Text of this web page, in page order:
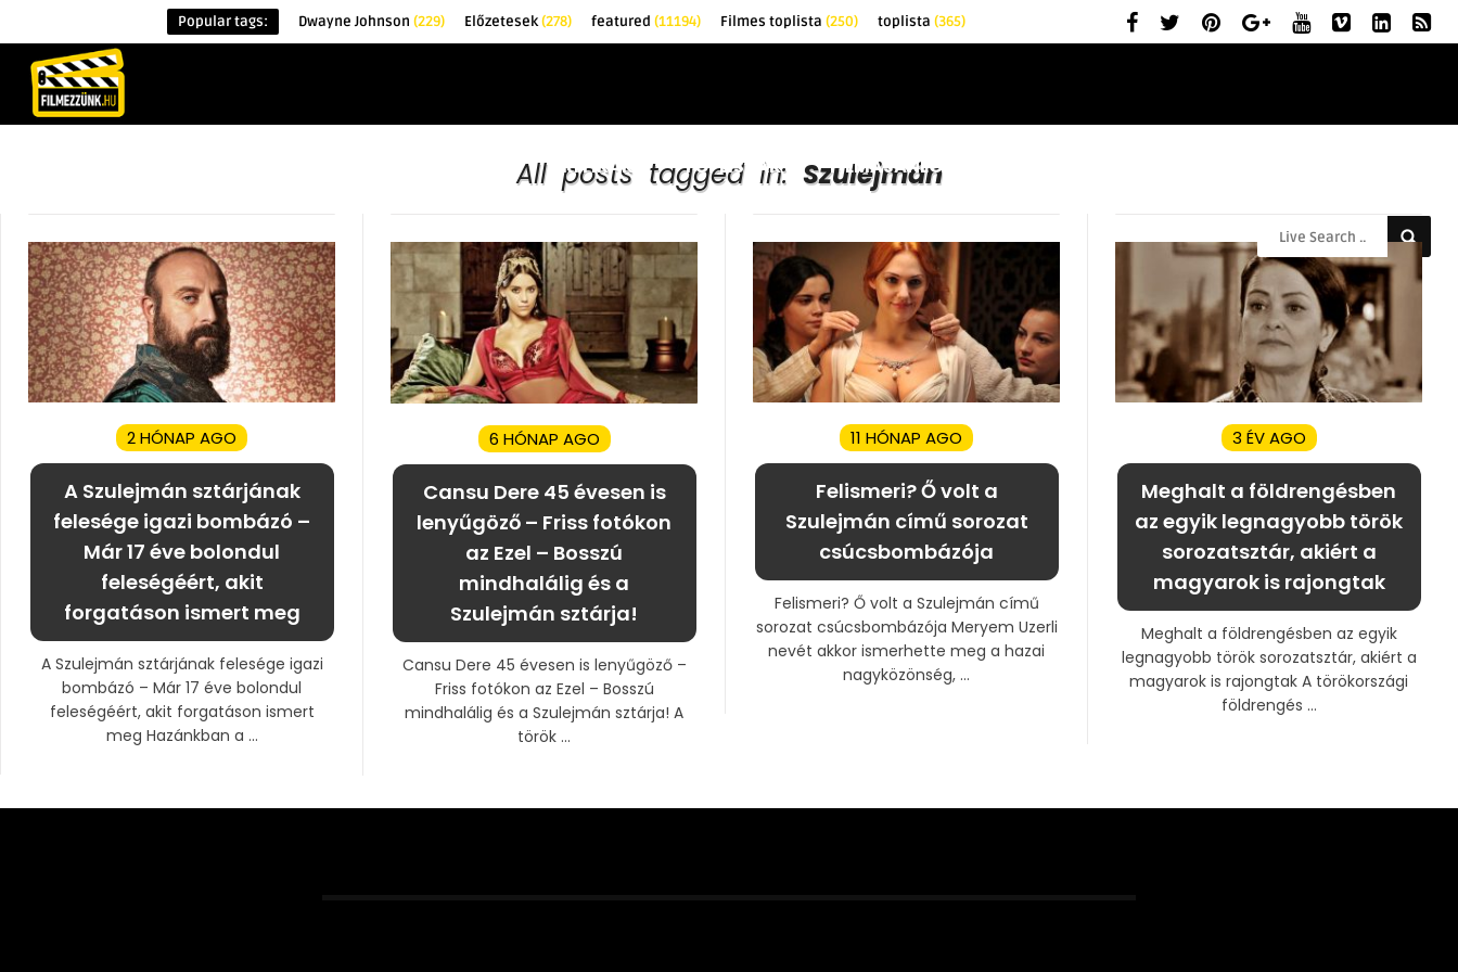
Popular tags: Dwayne Johnson (229) Előzetesek(278) featured (11194) Filmes toplista (250) toplista (365)
KRITIKÁK TOPLISTÁK FILMAJÁNLÓ
All posts tagged in: Szulejmán
2 HÓNAP AGO
A Szulejmán sztárjának
felesége igazi bombázó –
Már 17 éve bolondul
feleségéért, akit
forgatáson ismert meg
A Szulejmán sztárjának felesége igazi
bombázó – Már 17 éve bolondul
feleségéért, akit forgatáson ismert
meg Hazánkban a ...
6 HÓNAP AGO
Cansu Dere 45 évesen is
lenyűgöző – Friss fotókon
az Ezel – Bosszú
mindhalálig és a
Szulejmán sztárja!
Cansu Dere 45 évesen is lenyűgöző –
Friss fotókon az Ezel – Bosszú
mindhalálig és a Szulejmán sztárja! A
török ...
11 HÓNAP AGO
Felismeri? Ő volt a
Szulejmán című sorozat
csúcsbombázója
Felismeri? Ő volt a Szulejmán című
sorozat csúcsbombázója Meryem Uzerli
nevét akkor ismerhette meg a hazai
nagyközönség, ...
3 ÉV AGO
Meghalt a földrengésben
az egyik legnagyobb török
sorozatsztár, akiért a
magyarok is rajongtak
Meghalt a földrengésben az egyik
legnagyobb török sorozatsztár, akiért a
magyarok is rajongtak A törökországi
földrengés ...